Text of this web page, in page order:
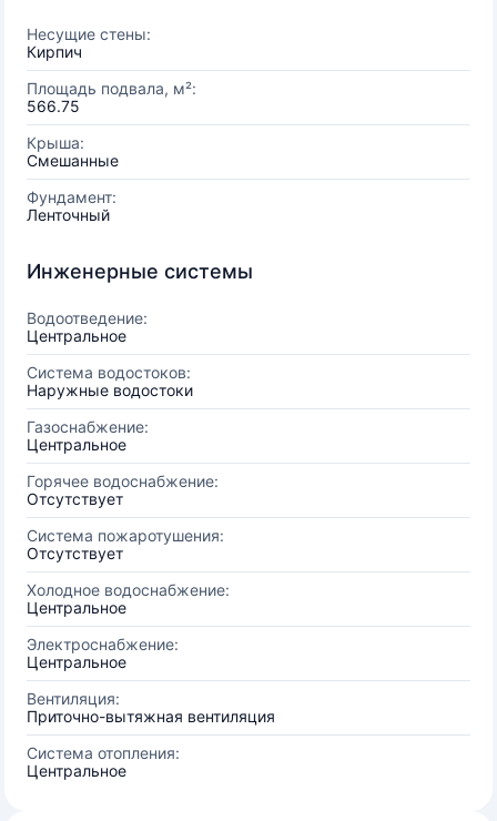
Несущие стены:
Кирпич
Площадь подвала, м²:
566.75
Крыша:
Смешанные
Фундамент:
Ленточный
Инженерные системы
Водоотведение:
Центральное
Система водостоков:
Наружные водостоки
Газоснабжение:
Центральное
Горячее водоснабжение:
Отсутствует
Система пожаротушения:
Отсутствует
Холодное водоснабжение:
Центральное
Электроснабжение:
Центральное
Вентиляция:
Приточно-вытяжная вентиляция
Система отопления:
Центральное